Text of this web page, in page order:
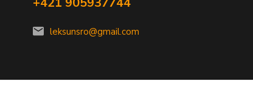
leksunsro@gmail.com